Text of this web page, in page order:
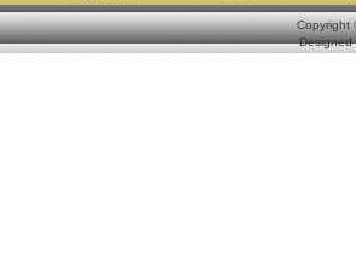
Copyright
Designed